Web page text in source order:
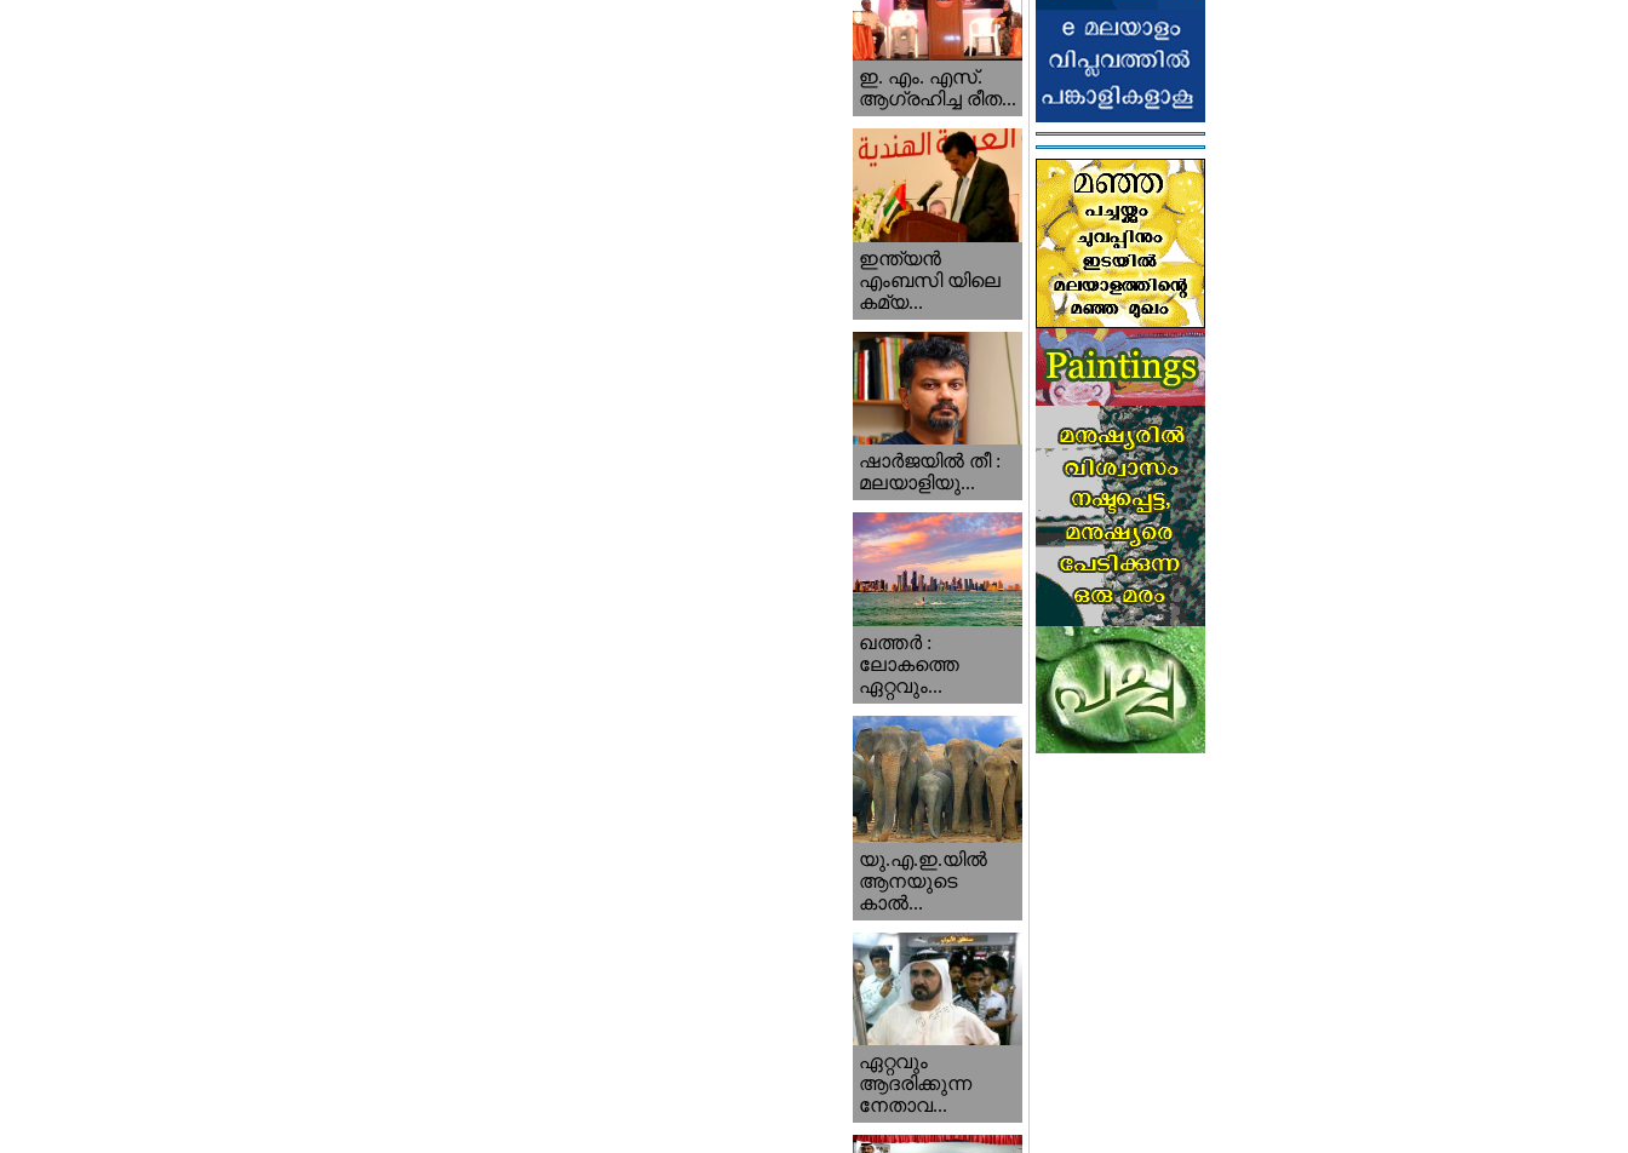
ഇ. എം. എസ്.
ആഗ്രഹിച്ച രീത...
ഇന്ത്യന്‍
എംബസി യിലെ
കമ്യ...
ഷാര്‍ജയില്‍ തീ :
മലയാളിയു...
ഖത്തര്‍ :
ലോകത്തെ
ഏറ്റവും...
യു.എ.ഇ.യില്‍
ആനയുടെ
കാല്‍...
ഏറ്റവും
ആദരിക്കുന്ന
നേതാവ...